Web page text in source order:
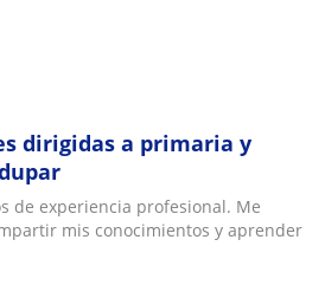
dirigidas a primaria y
de experiencia profesional. Me
mis conocimientos y aprender